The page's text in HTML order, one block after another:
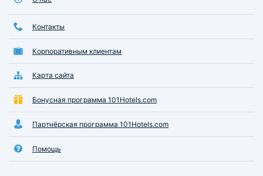
Контакты
Корпоративным клиентам
Карта сайта
Бонусная программа 101Hotels.com
Партнёрская программа 101Hotels.com
Помощь